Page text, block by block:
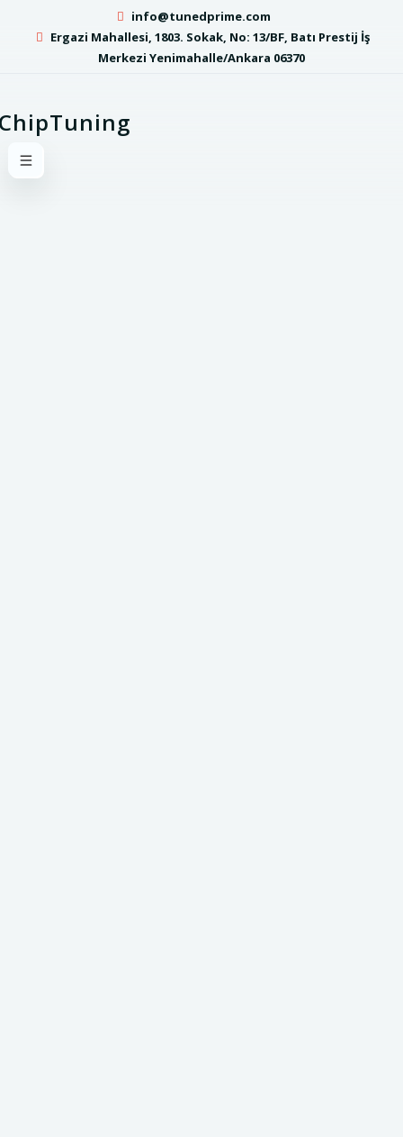
info@tunedprime.com
Ergazi Mahallesi, 1803. Sokak, No: 13/BF, Batı Prestij İş
Merkezi Yenimahalle/Ankara 06370